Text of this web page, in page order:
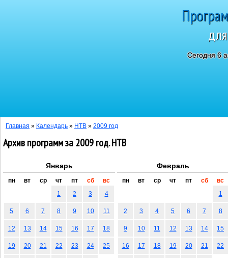
Сегодня 6
Главная » Календарь » НТВ » 2009 год
Архив программ за 2009 год. НТВ
Январь
пн вт ср чт пт сб
вс
1
2 3 4
5 6 7 8 9 10 11
12 13 14 15 16 17 18
19 20 21 22 23 24 25
Февраль
пн вт ср чт пт сб
вс
1
2 3 4 5 6 7 8
9 10 11 12 13 14 15
16 17 18 19 20 21 22